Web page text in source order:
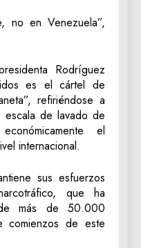
no en Venezuela”,
Rodríguez
es el cártel de
refiriéndose a
de lavado de
el
internacional.
sus esfuerzos
que ha
más de 50.000
comienzos de este